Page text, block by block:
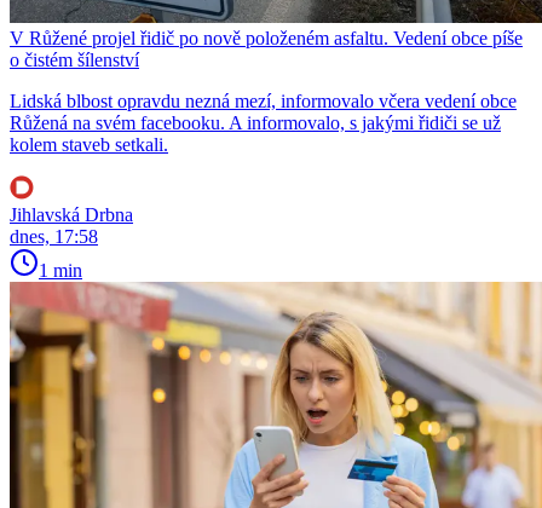
V Růžené projel řidič po nově položeném asfaltu. Vedení obce píše
o čistém šílenství
Lidská blbost opravdu nezná mezí, informovalo včera vedení obce
Růžená na svém facebooku. A informovalo, s jakými řidiči se už
kolem staveb setkali.
Jihlavská Drbna
dnes, 17:58
1 min